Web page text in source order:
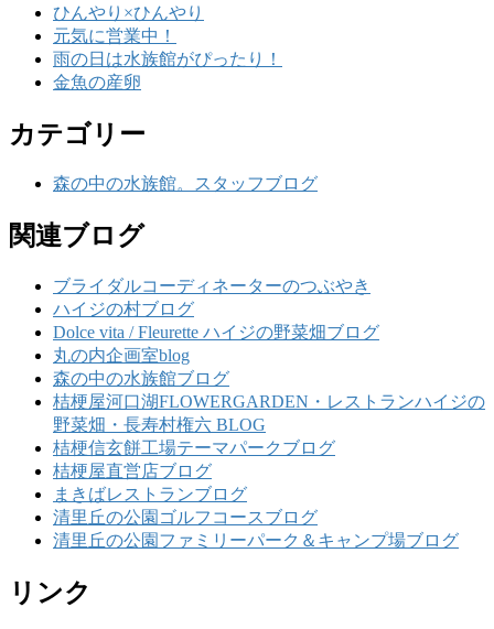
ひんやり×ひんやり
元気に営業中！
雨の日は水族館がぴったり！
金魚の産卵
カテゴリー
森の中の水族館。スタッフブログ
関連ブログ
ブライダルコーディネーターのつぶやき
ハイジの村ブログ
Dolce vita / Fleurette ハイジの野菜畑ブログ
丸の内企画室blog
森の中の水族館ブログ
桔梗屋河口湖FLOWERGARDEN・レストランハイジの
野菜畑・長寿村権六 BLOG
桔梗信玄餅工場テーマパークブログ
桔梗屋直営店ブログ
まきばレストランブログ
清里丘の公園ゴルフコースブログ
清里丘の公園ファミリーパーク＆キャンプ場ブログ
リンク